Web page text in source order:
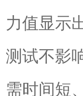
力值显示
测试不影
需时间短